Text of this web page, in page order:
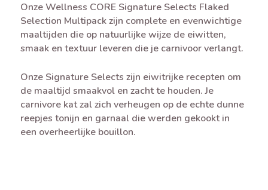
Onze Wellness CORE Signature Selects Flaked
Selection Multipack zijn complete en evenwichtige
maaltijden die op natuurlijke wijze de eiwitten,
smaak en textuur leveren die je carnivoor verlangt.
Onze Signature Selects zijn eiwitrijke recepten om
de maaltijd smaakvol en zacht te houden. Je
carnivore kat zal zich verheugen op de echte dunne
reepjes tonijn en garnaal die werden gekookt in
een overheerlijke bouillon.